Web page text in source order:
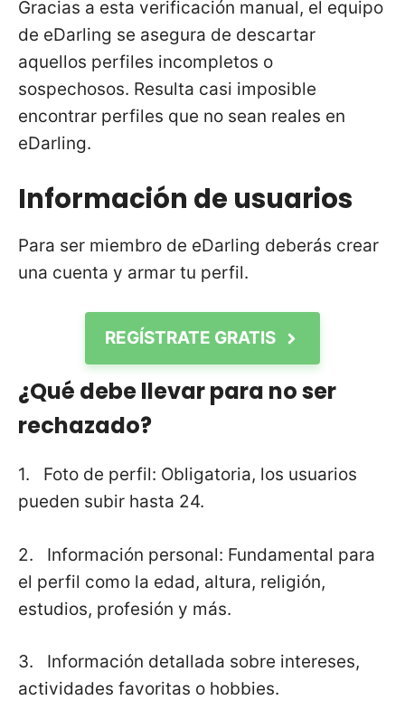
Gracias a esta verificación manual, el equipo
de eDarling se asegura de descartar
aquellos perfiles incompletos o
sospechosos. Resulta casi imposible
encontrar perfiles que no sean reales en
eDarling.
Información de usuarios
Para ser miembro de eDarling deberás crear
una cuenta y armar tu perfil.
REGÍSTRATE GRATIS
¿Qué debe llevar para no ser
rechazado?
1. Foto de perfil: Obligatoria, los usuarios
pueden subir hasta 24.
2. Información personal: Fundamental para
el perfil como la edad, altura, religión,
estudios, profesión y más.
3. Información detallada sobre intereses,
actividades favoritas o hobbies.